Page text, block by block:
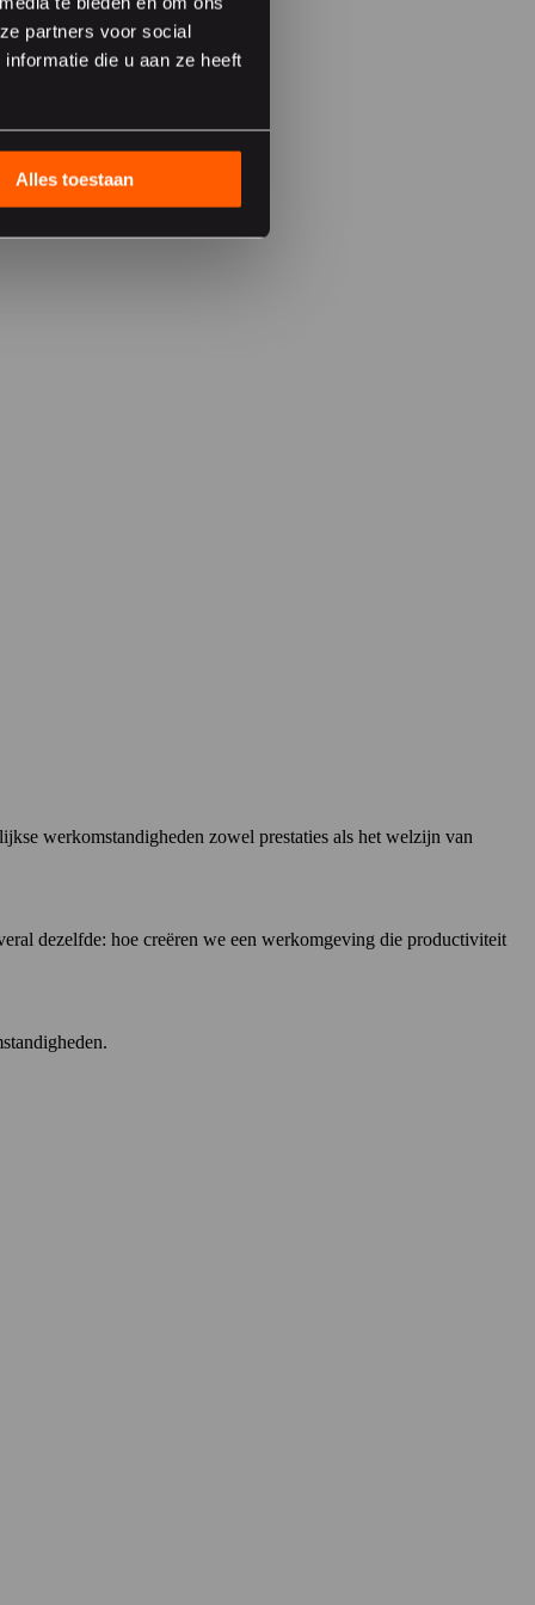
partners voor social
die u aan ze heeft
Alles toestaan
werkomstandigheden zowel prestaties als het welzijn van
dezelfde: hoe creëren we een werkomgeving die productiviteit